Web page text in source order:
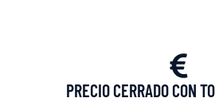
PRECIO CERRADO CON